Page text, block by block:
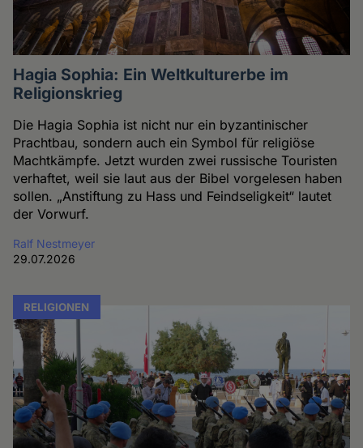
Hagia Sophia: Ein Weltkulturerbe im
Religionskrieg
Die Hagia Sophia ist nicht nur ein byzantinischer
Prachtbau, sondern auch ein Symbol für religiöse
Machtkämpfe. Jetzt wurden zwei russische Touristen
verhaftet, weil sie laut aus der Bibel vorgelesen haben
sollen. „Anstiftung zu Hass und Feindseligkeit“ lautet
der Vorwurf.
Ralf Nestmeyer
29.07.2026
RELIGIONEN